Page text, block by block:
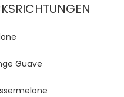
Guave